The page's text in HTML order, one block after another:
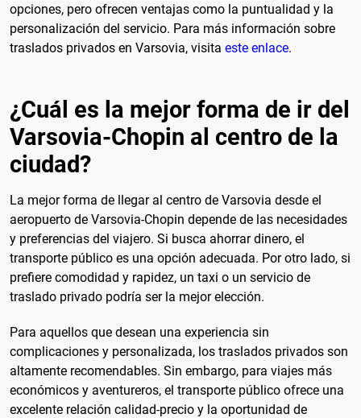
opciones, pero ofrecen ventajas como la puntualidad y la
personalización del servicio. Para más información sobre
traslados privados en Varsovia, visita este enlace.
¿Cuál es la mejor forma de ir del
Varsovia-Chopin al centro de la
ciudad?
La mejor forma de llegar al centro de Varsovia desde el
aeropuerto de Varsovia-Chopin depende de las necesidades
y preferencias del viajero. Si busca ahorrar dinero, el
transporte público es una opción adecuada. Por otro lado, si
prefiere comodidad y rapidez, un taxi o un servicio de
traslado privado podría ser la mejor elección.
Para aquellos que desean una experiencia sin
complicaciones y personalizada, los traslados privados son
altamente recomendables. Sin embargo, para viajes más
económicos y aventureros, el transporte público ofrece una
excelente relación calidad-precio y la oportunidad de